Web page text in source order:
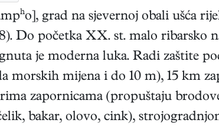
grad na sjevernoj obali ušća
Do početka XX. st. malo ribarsko
je moderna luka. Radi zaštite
morskih mijena i do 10 m), 15 km
zapornicama (propuštaju
bakar, olovo, cink),